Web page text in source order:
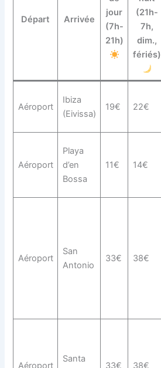
Départ Arrivée
jour
(7h-
21h)
(21h-
7h,
dim.,
fériés)
Aéroport
Ibiza
(Eivissa)
19€ 22€
Aéroport
Playa
d’en
Bossa
11€ 14€
Aéroport
San
Antonio
33€ 38€
Aéroport
Santa
33€ 38€